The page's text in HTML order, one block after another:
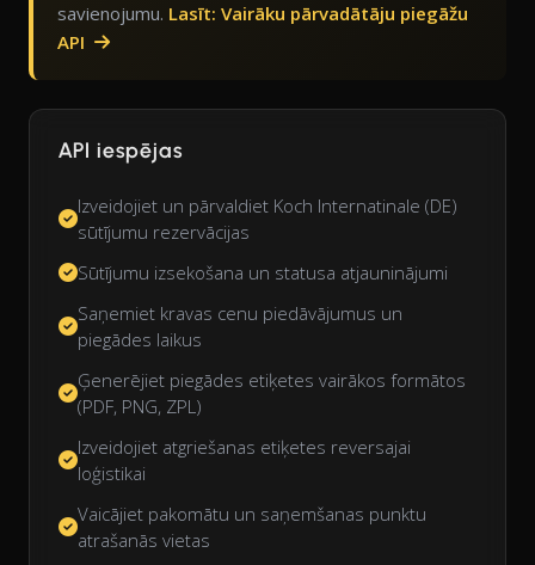
savienojumu. Lasīt: Vairāku pārvadātāju piegāžu
API
API iespējas
Izveidojiet un pārvaldiet Koch Internatinale (DE)
sūtījumu rezervācijas
Sūtījumu izsekošana un statusa atjauninājumi
Saņemiet kravas cenu piedāvājumus un
piegādes laikus
Ģenerējiet piegādes etiķetes vairākos formātos
(PDF, PNG, ZPL)
Izveidojiet atgriešanas etiķetes reversajai
loģistikai
Vaicājiet pakomātu un saņemšanas punktu
atrašanās vietas